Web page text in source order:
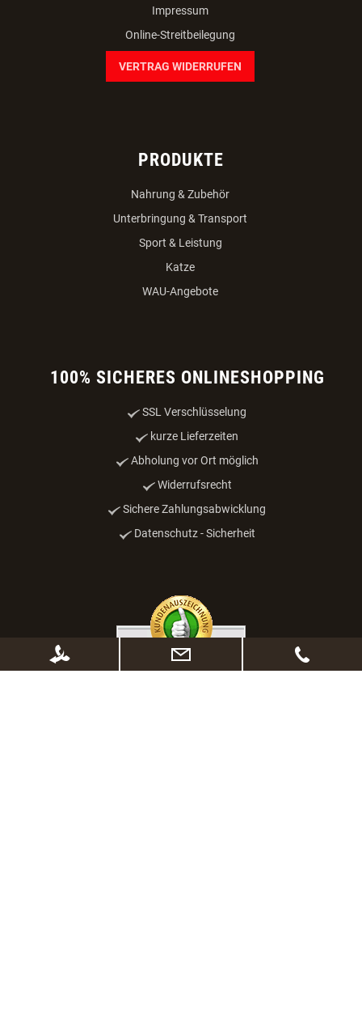
Impressum
Online-Streitbeilegung
VERTRAG WIDERRUFEN
PRODUKTE
Nahrung & Zubehör
Unterbringung & Transport
Sport & Leistung
Katze
WAU-Angebote
100% SICHERES ONLINESHOPPING
SSL Verschlüsselung
kurze Lieferzeiten
Abholung vor Ort möglich
Widerrufsrecht
Sichere Zahlungsabwicklung
Datenschutz - Sicherheit